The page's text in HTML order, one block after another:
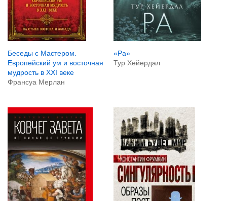
Беседы с Мастером.
Европейский ум и восточная
мудрость в XXI веке
Франсуа Мерлан
«Ра»
Тур Хейердал